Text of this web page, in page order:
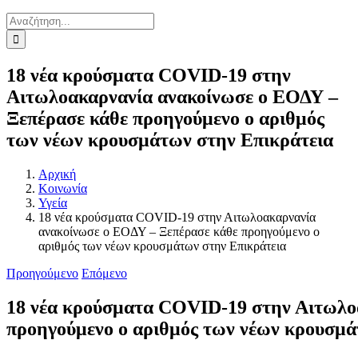
Αναζήτηση
για:
18 νέα κρούσματα COVID-19 στην
Αιτωλοακαρνανία ανακοίνωσε ο ΕΟΔΥ –
Ξεπέρασε κάθε προηγούμενο ο αριθμός
των νέων κρουσμάτων στην Επικράτεια
Αρχική
Κοινωνία
Υγεία
18 νέα κρούσματα COVID-19 στην Αιτωλοακαρνανία
ανακοίνωσε ο ΕΟΔΥ – Ξεπέρασε κάθε προηγούμενο ο
αριθμός των νέων κρουσμάτων στην Επικράτεια
Προηγούμενο Επόμενο
18 νέα κρούσματα COVID-19 στην
προηγούμενο ο αριθμός των νέων